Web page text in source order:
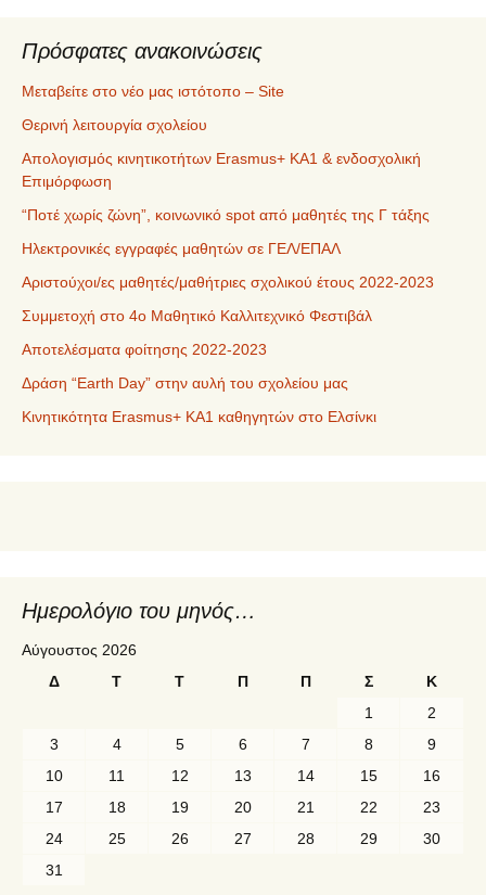
Πρόσφατες ανακοινώσεις
Μεταβείτε στο νέο μας ιστότοπο – Site
Θερινή λειτουργία σχολείου
Απολογισμός κινητικοτήτων Erasmus+ ΚΑ1 & ενδοσχολική
Επιμόρφωση
“Ποτέ χωρίς ζώνη”, κοινωνικό spot από μαθητές της Γ τάξης
Ηλεκτρονικές εγγραφές μαθητών σε ΓΕΛ/ΕΠΑΛ
Αριστούχοι/ες μαθητές/μαθήτριες σχολικού έτους 2022-2023
Συμμετοχή στο 4ο Μαθητικό Καλλιτεχνικό Φεστιβάλ
Αποτελέσματα φοίτησης 2022-2023
Δράση “Earth Day” στην αυλή του σχολείου μας
Κινητικότητα Erasmus+ KA1 καθηγητών στο Ελσίνκι
Ημερολόγιο του μηνός…
Αύγουστος 2026
Δ
Τ Τ Π Π Σ
Κ
1
2
3
4 5 6 7 8
9
10
11 12 13 14 15
16
17
18 19 20 21 22
23
24
25 26 27 28 29
30
31